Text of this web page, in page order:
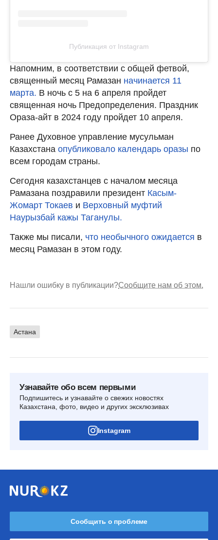
Публикация от Instagram
Напомним, в соответствии с общей фетвой,
священный месяц Рамазан начинается 11
марта. В ночь с 5 на 6 апреля пройдет
священная ночь Предопределения. Праздник
Ораза-айт в 2024 году пройдет 10 апреля.
Ранее Духовное управление мусульман
Казахстана опубликовало календарь оразы по
всем городам страны.
Сегодня казахстанцев с началом месяца
Рамазана поздравили президент Касым-
Жомарт Токаев и Верховный муфтий
Наурызбай кажы Таганулы.
Также мы писали, что необычного ожидается в
месяц Рамазан в этом году.
Нашли ошибку в публикации?Сообщите нам об этом.
Астана
Узнавайте обо всем первыми
Подпишитесь и узнавайте о свежих новостях
Казахстана, фото, видео и других эксклюзивах
Instagram
Сообщить о проблеме